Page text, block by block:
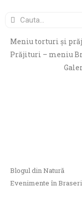
Meniu torturi și
Prăjituri – meniu
Blogul din Natură
Evenimente în